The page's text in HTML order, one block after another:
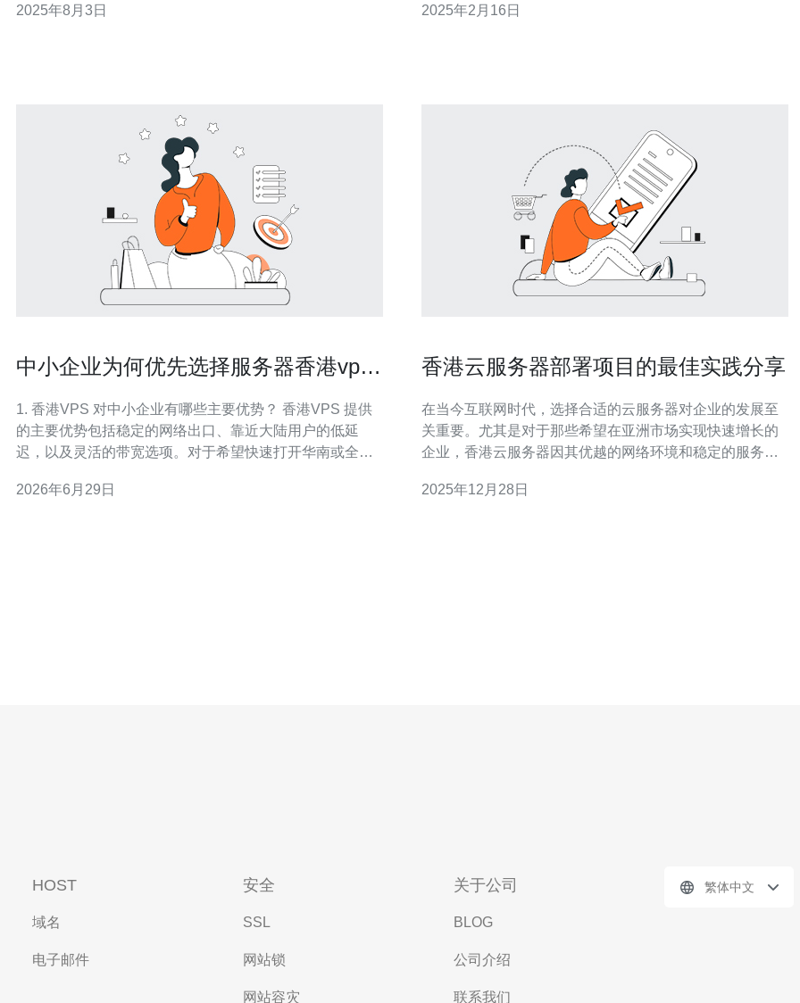
南及最佳实践，帮助您找到最适合的解决方案，确保您在
2025年8月3日
定的网络连接：香港VPS 10M提供的网络连接速度非常
2025年2月16日
中小企业为何优先选择服务器香港vps
1. 香港VPS 对中小企业有哪些主要优势？ 香港VPS 提供
的主要优势包括稳定的网络出口、靠近大陆用户的低延
迟，以及灵活的带宽选项。对于希望快速打开华南或全国
验，同时托管成本通常低于海外独立服务器，具备良好的
2026年6月29日
香港云服务器部署项目的最佳实践分享
在当今互联网时代，选择合适的云服务器对企业的发展至
关重要。尤其是对于那些希望在亚洲市场实现快速增长的
企业，香港云服务器因其优越的网络环境和稳定的服务质
云服务器部署项目的最佳实践，帮助您选择最好的、最便
2025年12月28日
HOST
域名
电子邮件
安全
SSL
网站锁
网站容灾
关于公司
BLOG
公司介绍
联系我们
繁体中文